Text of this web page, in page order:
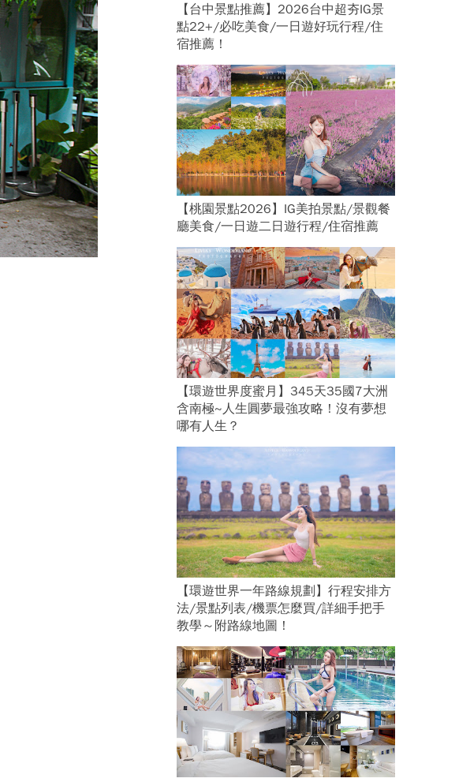
【台中景點推薦】2026台中超夯IG景
點22+/必吃美食/一日遊好玩行程/住
宿推薦！
【桃園景點2026】IG美拍景點/景觀餐
廳美食/一日遊二日遊行程/住宿推薦
【環遊世界度蜜月】345天35國7大洲
含南極~人生圓夢最強攻略！沒有夢想
哪有人生？
【環遊世界一年路線規劃】行程安排方
法/景點列表/機票怎麼買/詳細手把手
教學～附路線地圖！